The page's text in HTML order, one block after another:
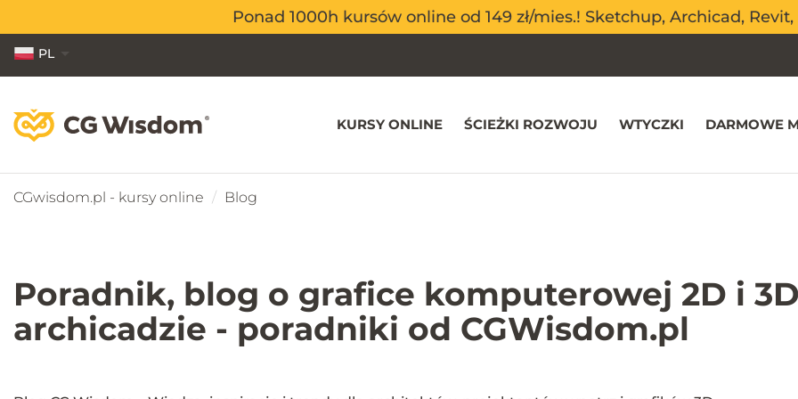
Ponad 1000h kursów online od 149 zł/mies.! Sketchup, Archicad,
Ponad 1000h kursów online od 149 zł/mies.! Sketchup, Archicad,
PL
EN
KURSY ONLINE ŚCIEŻKI ROZWOJU WTYCZKI DARMOWE
CGwisdom.pl - kursy online Blog
Poradnik, blog o grafice komputerowej 2D i
archicadzie - poradniki od CGWisdom.pl